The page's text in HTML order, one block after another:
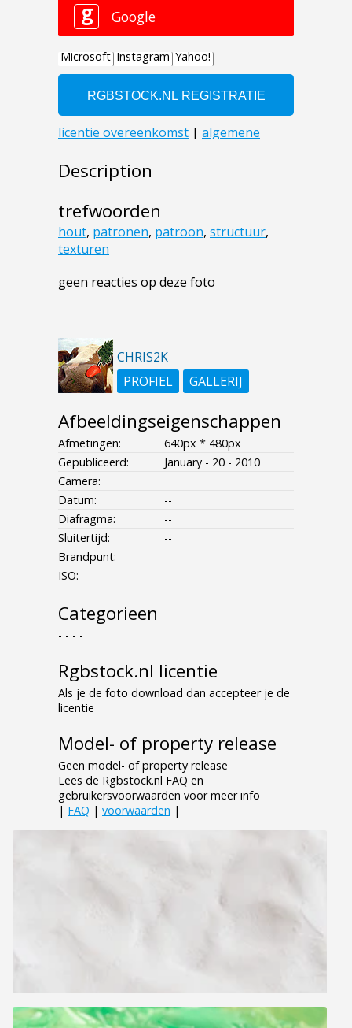
Description
trefwoorden
hout, patronen, patroon, structuur,
texturen
geen reacties op deze foto
CHRIS2K
PROFIEL
GALLERIJ
Afbeeldingseigenschappen
Afmetingen:
640px * 480px
Gepubliceerd:
January - 20 - 2010
Camera:
Datum:
--
Diafragma:
--
Sluitertijd:
--
Brandpunt:
ISO:
--
Categorieen
- - - -
Rgbstock.nl licentie
Als je de foto download dan accepteer je de
licentie
Model- of property release
Geen model- of property release
Lees de Rgbstock.nl FAQ en
gebruikersvoorwaarden voor meer info
| FAQ | voorwaarden |